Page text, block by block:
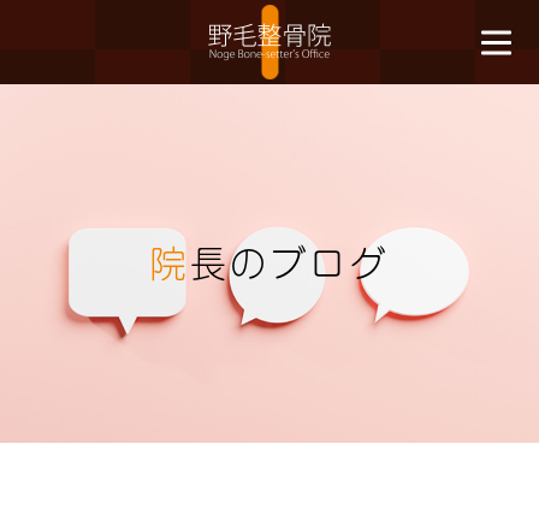
院長のブログ